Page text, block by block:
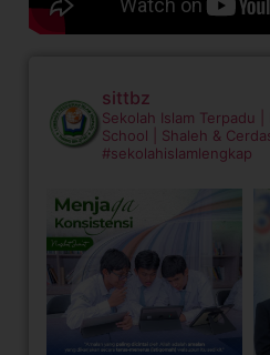
sittbz
Sekolah Islam Terpadu |
School | Shaleh &
#sekolahislamlengkap